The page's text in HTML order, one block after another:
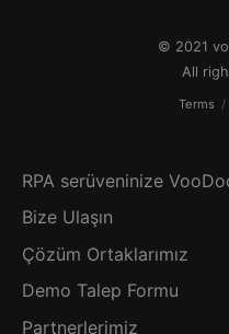
© 2021
All
Terms /
RPA serüveninize
Bize Ulaşın
Çözüm Ortaklarımız
Demo Talep Formu
Partnerlerimiz